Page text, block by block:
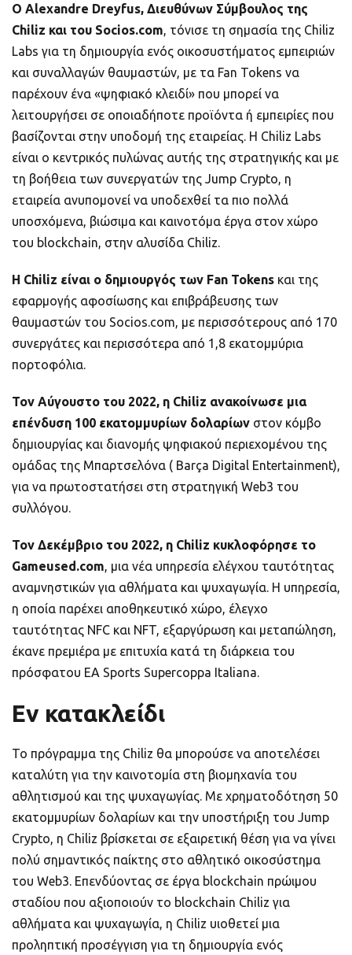
Ο Alexandre Dreyfus, Διευθύνων Σύμβουλος της
Chiliz και του Socios.com, τόνισε τη σημασία της Chiliz
Labs για τη δημιουργία ενός οικοσυστήματος εμπειριών
και συναλλαγών θαυμαστών, με τα Fan Tokens να
παρέχουν ένα «ψηφιακό κλειδί» που μπορεί να
λειτουργήσει σε οποιαδήποτε προϊόντα ή εμπειρίες που
βασίζονται στην υποδομή της εταιρείας. Η Chiliz Labs
είναι ο κεντρικός πυλώνας αυτής της στρατηγικής και με
τη βοήθεια των συνεργατών της Jump Crypto, η
εταιρεία ανυπομονεί να υποδεχθεί τα πιο πολλά
υποσχόμενα, βιώσιμα και καινοτόμα έργα στον χώρο
του blockchain, στην αλυσίδα Chiliz.
Η Chiliz είναι ο δημιουργός των Fan Tokens και της
εφαρμογής αφοσίωσης και επιβράβευσης των
θαυμαστών του Socios.com, με περισσότερους από 170
συνεργάτες και περισσότερα από 1,8 εκατομμύρια
πορτοφόλια.
Τον Αύγουστο του 2022, η Chiliz ανακοίνωσε μια
επένδυση 100 εκατομμυρίων δολαρίων στον κόμβο
δημιουργίας και διανομής ψηφιακού περιεχομένου της
ομάδας της Μπαρτσελόνα ( Barça Digital Entertainment),
για να πρωτοστατήσει στη στρατηγική Web3 του
συλλόγου.
Τον Δεκέμβριο του 2022, η Chiliz κυκλοφόρησε το
Gameused.com, μια νέα υπηρεσία ελέγχου ταυτότητας
αναμνηστικών για αθλήματα και ψυχαγωγία. Η υπηρεσία,
η οποία παρέχει αποθηκευτικό χώρο, έλεγχο
ταυτότητας NFC και NFT, εξαργύρωση και μεταπώληση,
έκανε πρεμιέρα με επιτυχία κατά τη διάρκεια του
πρόσφατου EA Sports Supercoppa Italiana.
Εν κατακλείδι
Το πρόγραμμα της Chiliz θα μπορούσε να αποτελέσει
καταλύτη για την καινοτομία στη βιομηχανία του
αθλητισμού και της ψυχαγωγίας. Με χρηματοδότηση 50
εκατομμυρίων δολαρίων και την υποστήριξη του Jump
Crypto, η Chiliz βρίσκεται σε εξαιρετική θέση για να γίνει
πολύ σημαντικός παίκτης στο αθλητικό οικοσύστημα
του Web3. Επενδύοντας σε έργα blockchain πρώιμου
σταδίου που αξιοποιούν το blockchain Chiliz για
αθλήματα και ψυχαγωγία, η Chiliz υιοθετεί μια
προληπτική προσέγγιση για τη δημιουργία ενός